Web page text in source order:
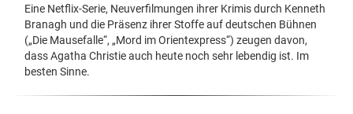
Eine Netflix-Serie, Neuverfilmungen ihrer Krimis durch Kenneth
Branagh und die Präsenz ihrer Stoffe auf deutschen Bühnen
(„Die Mausefalle“, „Mord im Orientexpress“) zeugen davon,
dass Agatha Christie auch heute noch sehr lebendig ist. Im
besten Sinne.